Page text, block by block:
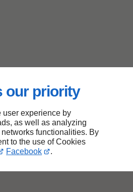
our priority
user experience by
as well as analyzing
functionalities. By
to the use of Cookies
Facebook .